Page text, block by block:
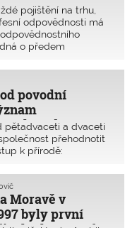
pojištění na trhu,
odpovědnosti má
o předem
vzniku škody
případně
rozsah jejich
povodní
osob
pětadvaceti a dvaceti
přehodnotit
k přírodě:
zákon. Bohužel
jasně ukotveny
odpovědnost ani
osob, které
likvidace škod při
Moravě v
byly první